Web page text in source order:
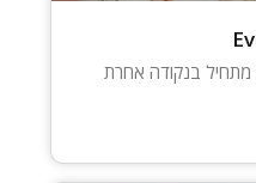
מתחיל בנקודה אחרת